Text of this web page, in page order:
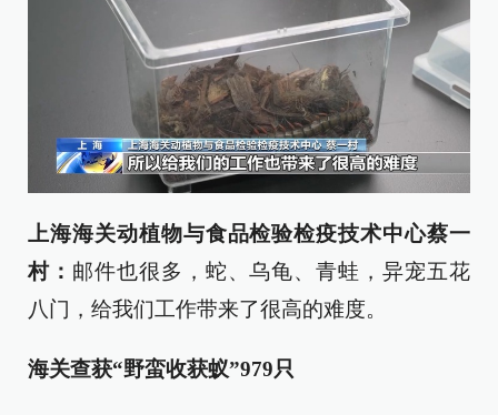
上海海关动植物与食品检验检疫技术中心蔡一
村： 邮件也很多，蛇、乌龟、青蛙，异宠五花
八门，给我们工作带来了很高的难度。
海关查获“野蛮收获蚁”979只